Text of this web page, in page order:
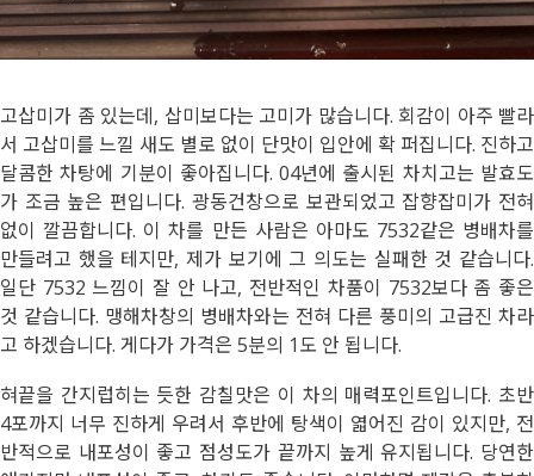
고삽미가 좀 있는데, 삽미보다는 고미가 많습니다. 회감이 아주 빨라
서 고삽미를 느낄 새도 별로 없이 단맛이 입안에 확 퍼집니다. 진하고
달콤한 차탕에 기분이 좋아집니다. 04년에 출시된 차치고는 발효도
가 조금 높은 편입니다. 광동건창으로 보관되었고 잡향잡미가 전혀
없이 깔끔합니다. 이 차를 만든 사람은 아마도 7532같은 병배차를
만들려고 했을 테지만, 제가 보기에 그 의도는 실패한 것 같습니다.
일단 7532 느낌이 잘 안 나고, 전반적인 차품이 7532보다 좀 좋은
것 같습니다. 맹해차창의 병배차와는 전혀 다른 풍미의 고급진 차라
고 하겠습니다. 게다가 가격은 5분의 1도 안 됩니다.
혀끝을 간지럽히는 듯한 감칠맛은 이 차의 매력포인트입니다. 초반
4포까지 너무 진하게 우려서 후반에 탕색이 엷어진 감이 있지만, 전
반적으로 내포성이 좋고 점성도가 끝까지 높게 유지됩니다. 당연한